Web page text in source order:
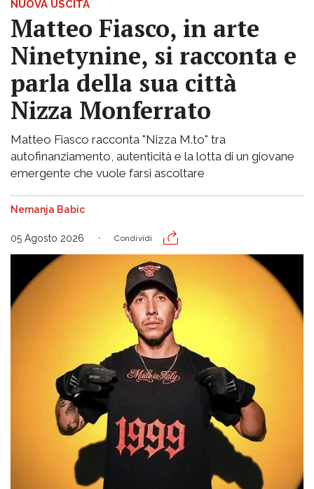
NUOVA USCITA
Matteo Fiasco, in arte
Ninetynine, si racconta e
parla della sua città
Nizza Monferrato
Matteo Fiasco racconta "Nizza M.to" tra
autofinanziamento, autenticità e la lotta di un giovane
emergente che vuole farsi ascoltare
Nemanja Babic
05 Agosto 2026 Condividi